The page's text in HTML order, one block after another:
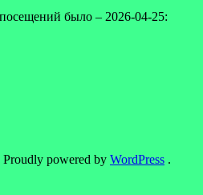
было – 2026-04-25:
Proudly powered by WordPress .